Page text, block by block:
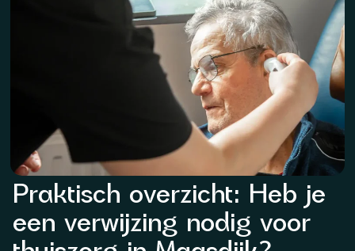
Praktisch overzicht: Heb je
een verwijzing nodig voor